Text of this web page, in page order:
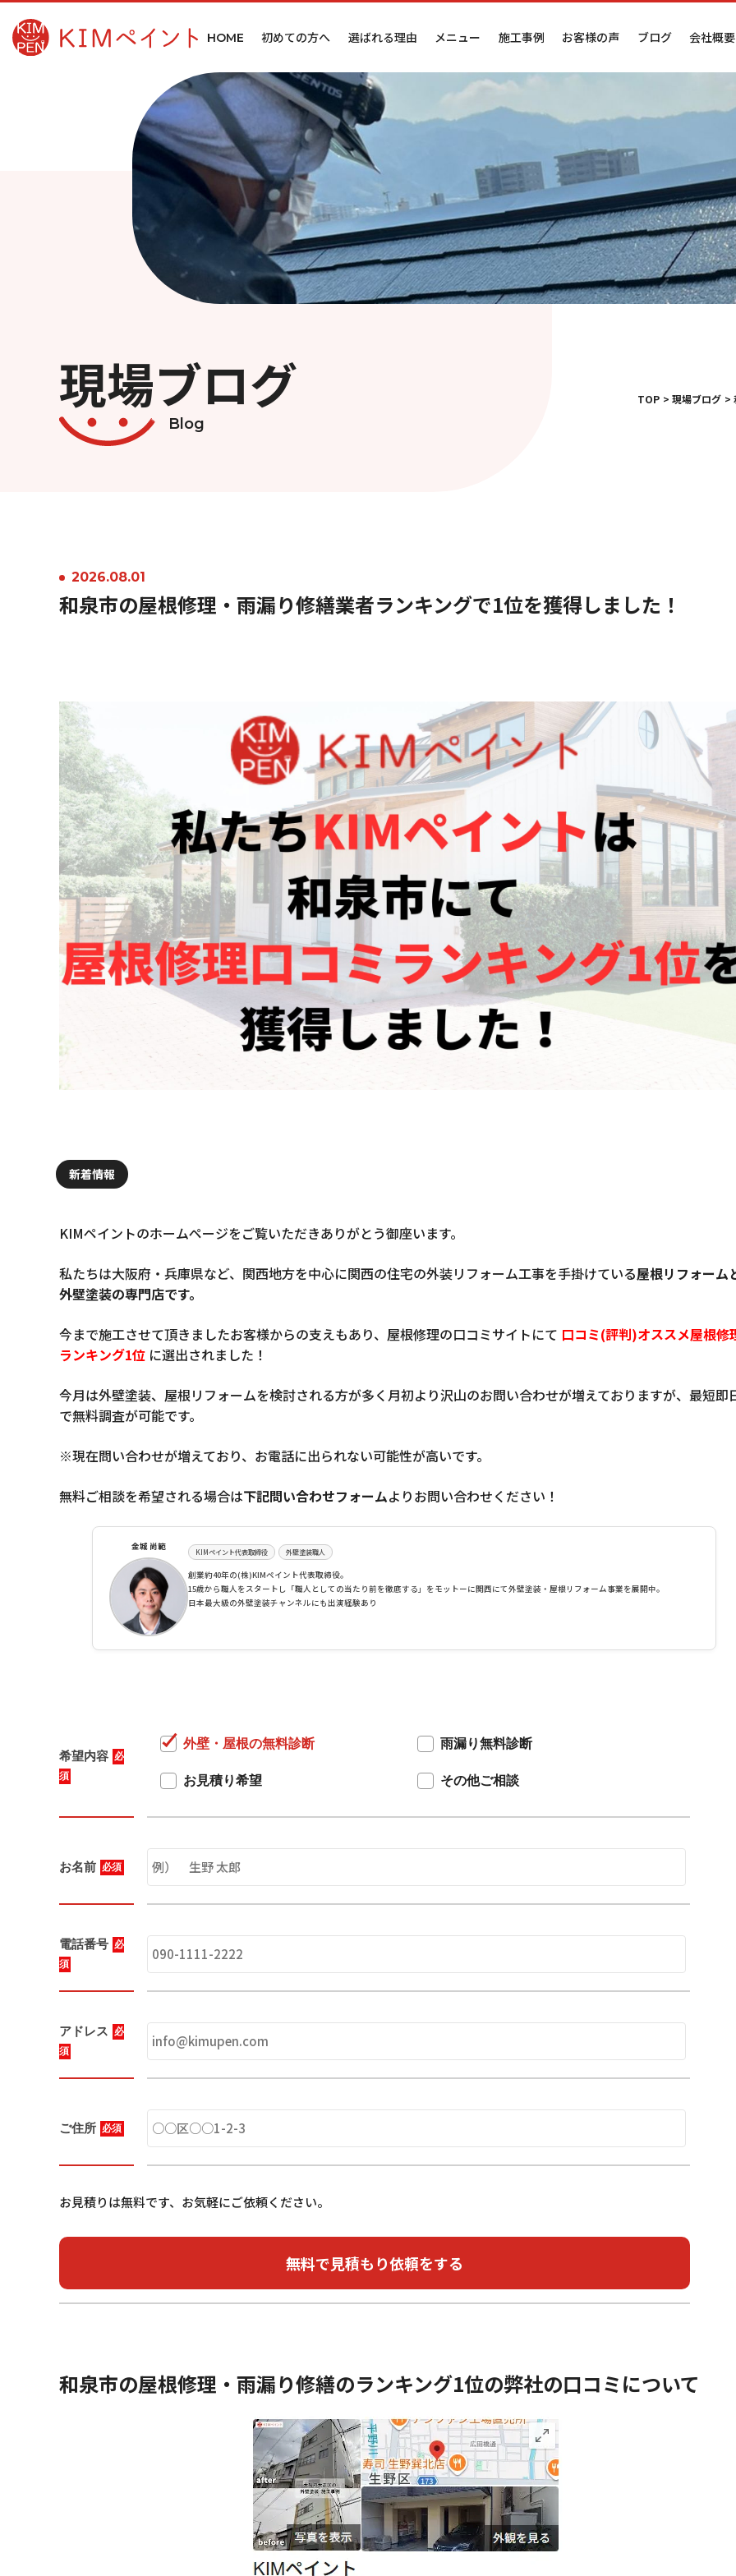
HOME 初めての方へ 選ばれる理由 メニュー 施工事例 お客様の声 ブログ 会社概要
現場ブログ
Blog
TOP 現場ブログ
2026.08.01
和泉市の屋根修理・雨漏り修繕業者ランキングで1位を獲得しました！
新着情報
KIMペイントのホームページをご覧いただきありがとう御座います。
私たちは大阪府・兵庫県など、関西地方を中心に関西の住宅の外装リフォーム工事を手掛けている屋根リフォーム
外壁塗装の専門店です。
今まで施工させて頂きましたお客様からの支えもあり、 屋根修理の口コミサイトにて 口コミ(評判)オススメ屋根修
ランキング1位 に選出されました！
今月は外壁塗装、屋根リフォームを検討される方が多く月初より沢山のお問い合わせが増えておりますが、最短即
で無料調査が可能です。
※現在問い合わせが増えており、お電話に出られない可能性が高いです。
無料ご相談を希望される場合は下記問い合わせフォームよりお問い合わせください！
金城 尚範 KIMペイント代表取締役 外壁塗装職人
創業約40年の(株)KIMペイント代表取締役。
15歳から職人をスタートし「職人としての当たり前を徹底する」をモットーに関西にて外壁塗装・屋根リフォーム事業を展開中。
日本最大級の外壁塗装チャンネルにも出演経験あり
希望内容 必
須
外壁・屋根の無料診断 雨漏り無料診断
お見積り希望 その他ご相談
お名前 必須
電話番号 必
須
アドレス
必
須
ご住所 必須
お見積りは無料です、お気軽にご依頼ください。
和泉市の屋根修理・雨漏り修繕のランキング1位の弊社の口コミについて